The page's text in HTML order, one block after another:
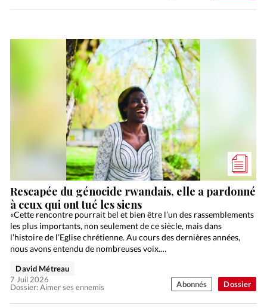
Dossier
Rescapée du génocide rwandais, elle a pardonné
à ceux qui ont tué les siens
«Cette rencontre pourrait bel et bien être l’un des rassemblements
les plus importants, non seulement de ce siècle, mais dans
l’histoire de l’Eglise chrétienne. Au cours des dernières années,
nous avons entendu de nombreuses voix.…
Dossier: Aimer ses ennemis
David Métreau
7 Juil 2026
Abonnés